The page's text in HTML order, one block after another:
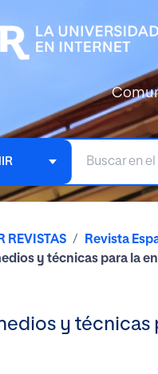
REVISTAS Revista
y técnicas para la
y técnicas